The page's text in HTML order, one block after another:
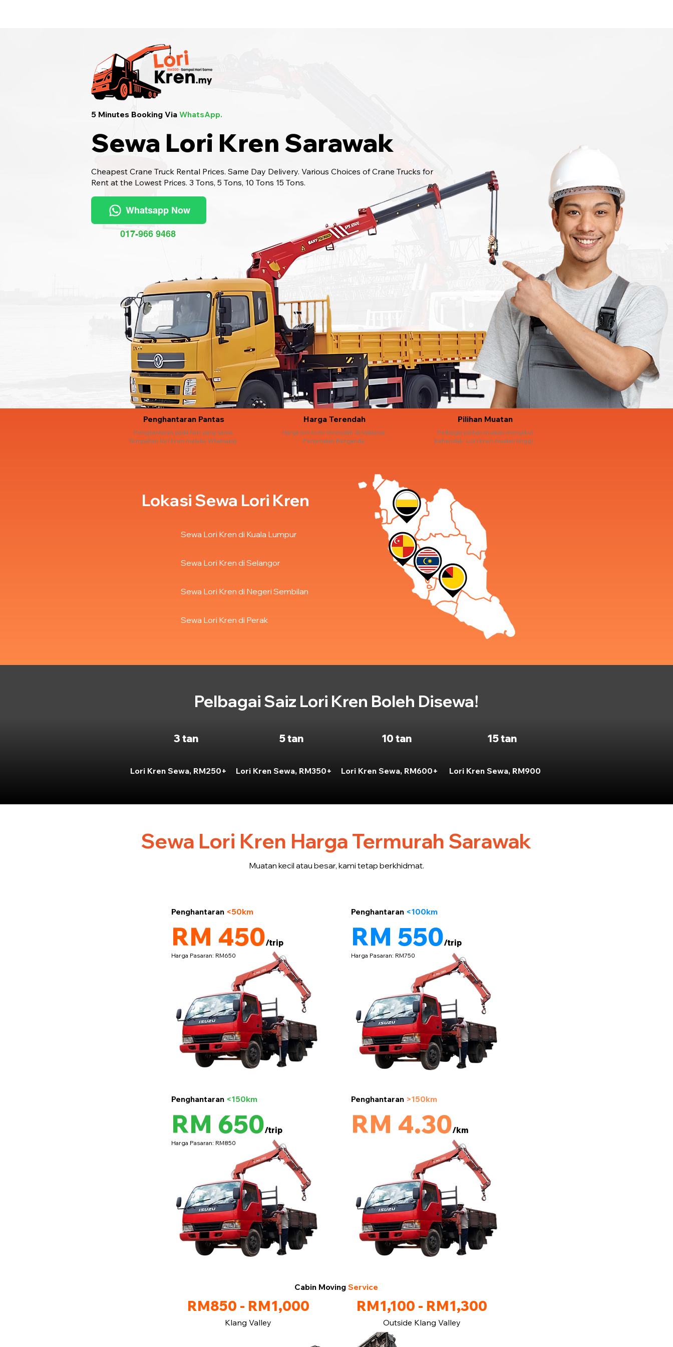
5 Minutes Booking Via WhatsApp.
Sewa Lori Kren Sarawak
Cheapest Crane Truck Rental Prices. Same Day Delivery. Various Choices of Crane Trucks for
Rent at the Lowest Prices. 3 Tons, 5 Tons, 10 Tons 15 Tons.
Whatsapp Now
017-966 9468
Penghantaran Pantas
Penghantaran pada hari yang sama.
Tempahan lori kren melalui Whatsapp.
Harga Terendah
Harga lori kren terendah di Malaysia.
Penjimatan Berganda.
Pilihan Muatan
Pelbagai pilihan muatan mengikut
kehendak. Lori kren muatan tinggi.
Lokasi Sewa Lori Kren
Sewa Lori Kren di Kuala Lumpur
Sewa Lori Kren di Selangor
Sewa Lori Kren di Negeri Sembilan
Sewa Lori Kren di Perak
Pelbagai Saiz Lori Kren Boleh Disewa!
3 tan
Lori Kren Sewa, RM250+
5 tan
Lori Kren Sewa, RM350+
10 tan
Lori Kren Sewa, RM600+
15 tan
Lori Kren Sewa, RM900
Sewa Lori Kren Harga Termurah Sarawak
Muatan kecil atau besar, kami tetap berkhidmat.
RM 450/trip
Penghantaran <50km
Harga Pasaran: RM650
RM 650/trip
Penghantaran <150km
Harga Pasaran: RM850
RM 550/trip
Penghantaran <100km
Harga Pasaran: RM750
RM 4.30/km
Penghantaran >150km
Cabin Moving Service
RM850 - RM1,000
Klang Valley
RM1,100 - RM1,300
Outside Klang Valley